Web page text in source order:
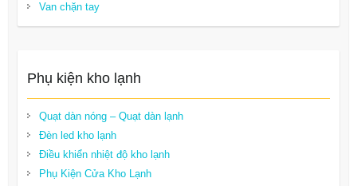
Van chặn tay
Phụ kiện kho lạnh
Quạt dàn nóng – Quạt dàn lạnh
Đèn led kho lạnh
Điều khiển nhiệt độ kho lạnh
Phụ Kiện Cửa Kho Lạnh